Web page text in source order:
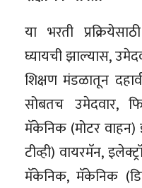
या भरती
घ्यायची झाल्यास,
शिक्षण मंडळातून
सोबतच उमेदवार,
मॅकेनिक (मोटर
टीव्ही) वायरमॅन,
मॅकेनिक, मॅकेनिक